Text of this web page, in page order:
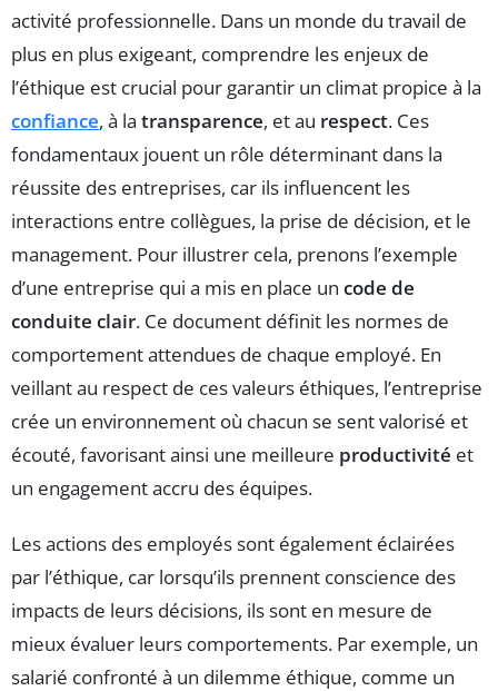
activité professionnelle. Dans un monde du travail de
plus en plus exigeant, comprendre les enjeux de
l’éthique est crucial pour garantir un climat propice à la
confiance, à la transparence, et au respect. Ces
fondamentaux jouent un rôle déterminant dans la
réussite des entreprises, car ils influencent les
interactions entre collègues, la prise de décision, et le
management. Pour illustrer cela, prenons l’exemple
d’une entreprise qui a mis en place un code de
conduite clair. Ce document définit les normes de
comportement attendues de chaque employé. En
veillant au respect de ces valeurs éthiques, l’entreprise
crée un environnement où chacun se sent valorisé et
écouté, favorisant ainsi une meilleure productivité et
un engagement accru des équipes.
Les actions des employés sont également éclairées
par l’éthique, car lorsqu’ils prennent conscience des
impacts de leurs décisions, ils sont en mesure de
mieux évaluer leurs comportements. Par exemple, un
salarié confronté à un dilemme éthique, comme un